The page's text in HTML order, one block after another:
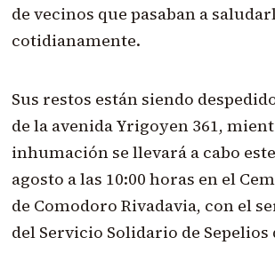
de vecinos que pasaban a
cotidianamente.
Sus restos están siendo
de la avenida Yrigoyen 361,
inhumación se llevará a cabo
agosto a las 10:00 horas en el
de Comodoro Rivadavia, con el
del Servicio Solidario de Sepelios